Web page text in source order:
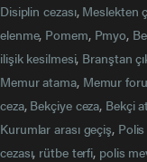
Disiplin cezası, Meslekten
elenme, Pomem, Pmyo,
ilişik kesilmesi, Branştan
Memur atama, Memur
ceza, Bekçiye ceza, Bekçi
Kurumlar arası geçiş,
cezası, rütbe terfi, polis